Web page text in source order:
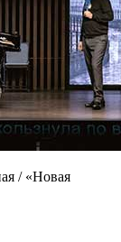
/ «Новая